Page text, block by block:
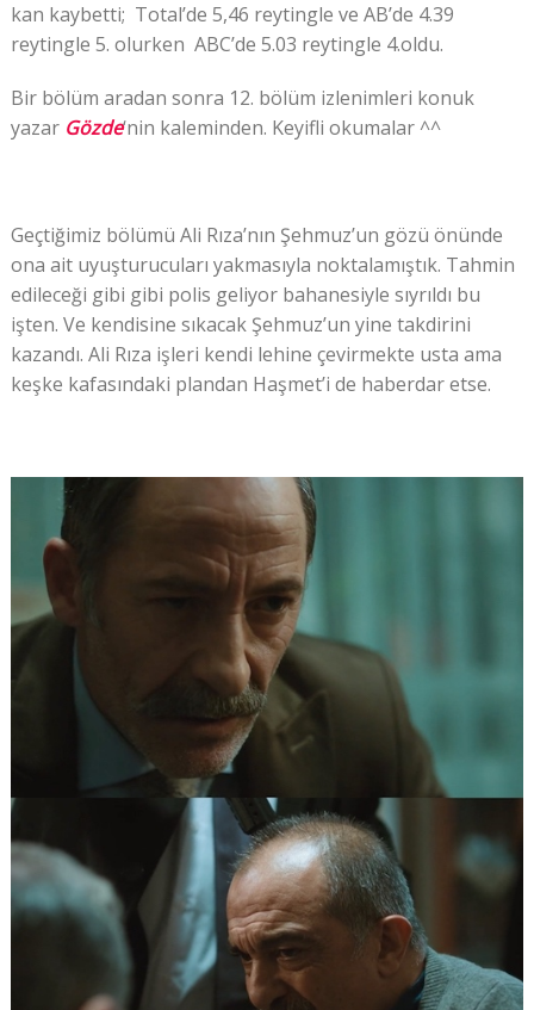
kan kaybetti; Total’de 5,46 reytingle ve AB’de 4.39
reytingle 5. olurken ABC’de 5.03 reytingle 4.oldu.
Bir bölüm aradan sonra 12. bölüm izlenimleri konuk
yazar Gözde‘nin kaleminden. Keyifli okumalar ^^
Geçtiğimiz bölümü Ali Rıza’nın Şehmuz’un gözü önünde
ona ait uyuşturucuları yakmasıyla noktalamıştık. Tahmin
edileceği gibi gibi polis geliyor bahanesiyle sıyrıldı bu
işten. Ve kendisine sıkacak Şehmuz’un yine takdirini
kazandı. Ali Rıza işleri kendi lehine çevirmekte usta ama
keşke kafasındaki plandan Haşmet’i de haberdar etse.